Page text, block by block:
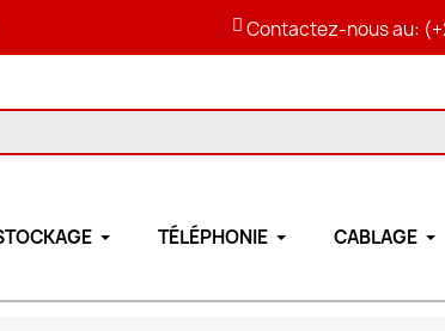
Contactez-nous au:
TÉLÉPHONIE CABLAGE